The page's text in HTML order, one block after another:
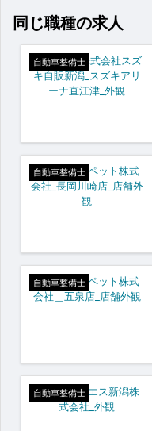
同じ職種の求人
自動車整備士
自動車整備士
自動車整備士
自動車整備士